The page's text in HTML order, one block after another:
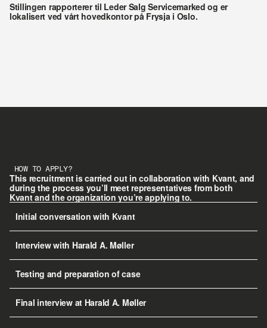
Stillingen rapporterer til Leder Salg Servicemarked og er
lokalisert ved vårt hovedkontor på Frysja i Oslo.
HOW TO APPLY?
This recruitment is carried out in collaboration with Kvant, and
during the process you’ll meet representatives from both
Kvant and the organization you’re applying to.
Initial conversation with Kvant
Interview with Harald A. Møller
Testing and preparation of case
Final interview at Harald A. Møller